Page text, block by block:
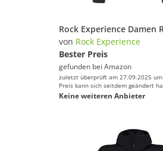
von Rock Experience
Bester Preis
gefunden bei Amazon
zuletzt überprüft am 27.09.2025
Preis kann sich seitdem geändert
Keine weiteren Anbieter